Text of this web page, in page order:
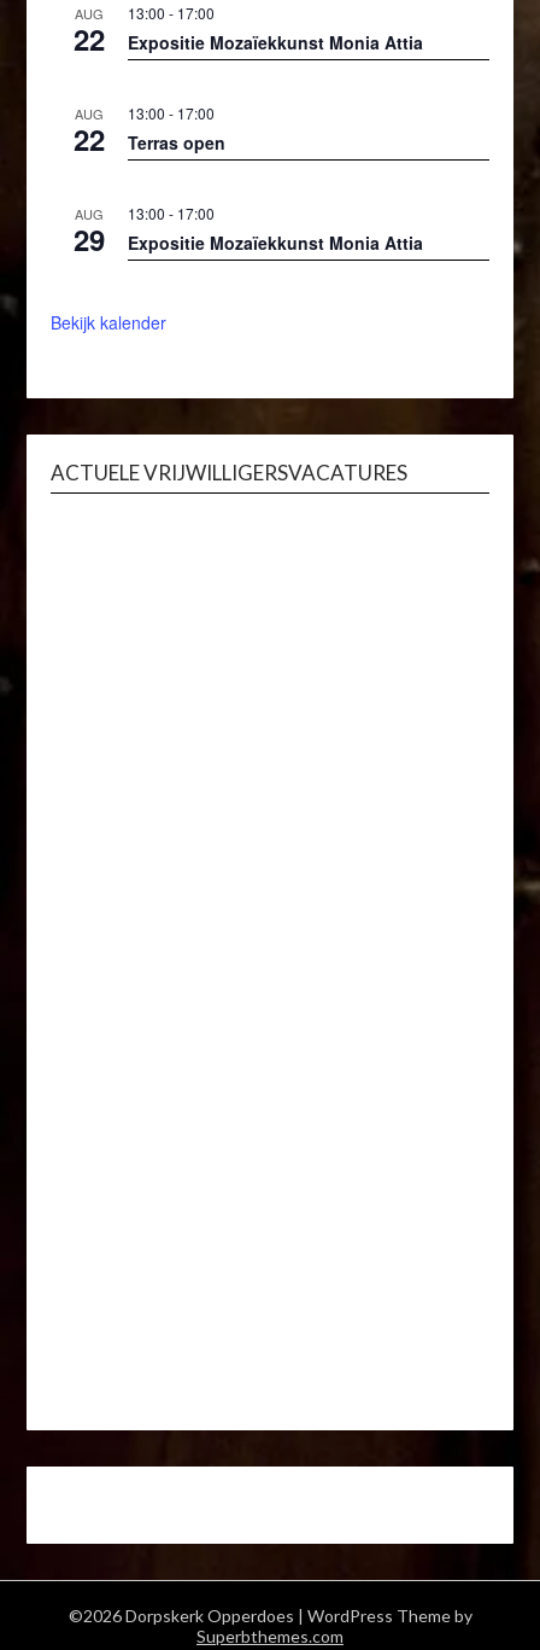
AUG
22
13:00 - 17:00
Expositie Mozaïekkunst Monia Attia
AUG
22
13:00 - 17:00
Terras open
AUG
29
13:00 - 17:00
Expositie Mozaïekkunst Monia Attia
Bekijk kalender
ACTUELE VRIJWILLIGERSVACATURES
©2026 Dorpskerk Opperdoes | WordPress Theme by
Superbthemes.com